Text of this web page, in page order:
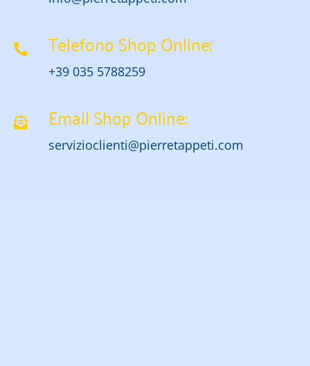
Telefono Shop Online:
+39 035 5788259
Email Shop Online:
servizioclienti@pierretappeti.com